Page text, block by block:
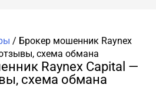
/ Брокер мошенник Raynex
схема обмана
Raynex Capital —
схема обмана